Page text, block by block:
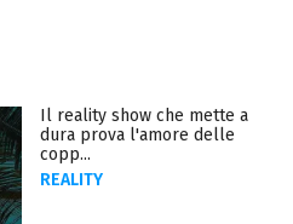
Il reality show che mette a
dura prova l'amore delle
copp...
REALITY